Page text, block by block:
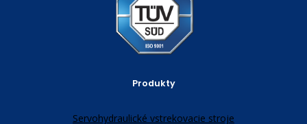
Produkty
Servohydraulické vstrekovacie stroje